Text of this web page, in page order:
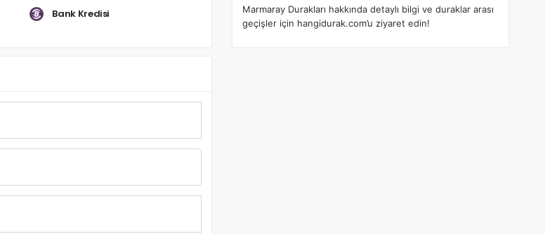
Bank Kredisi Marmaray Durakları hakkında detaylı bilgi ve duraklar arası
geçişler için hangidurak.com’u ziyaret edin!